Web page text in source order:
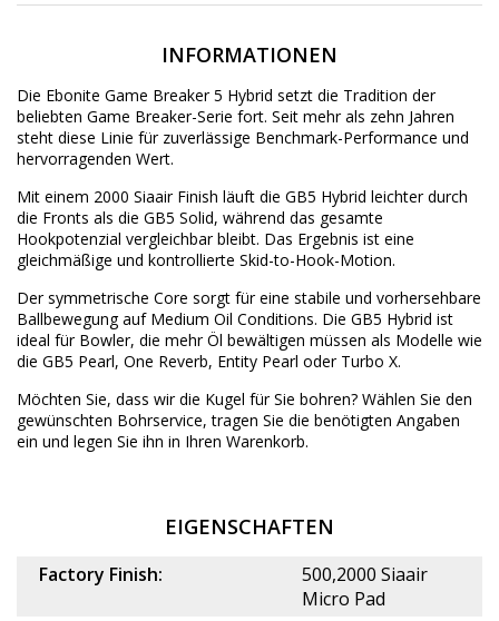
INFORMATIONEN
Die Ebonite Game Breaker 5 Hybrid setzt die Tradition der
beliebten Game Breaker-Serie fort. Seit mehr als zehn Jahren
steht diese Linie für zuverlässige Benchmark-Performance und
hervorragenden Wert.
Mit einem 2000 Siaair Finish läuft die GB5 Hybrid leichter durch
die Fronts als die GB5 Solid, während das gesamte
Hookpotenzial vergleichbar bleibt. Das Ergebnis ist eine
gleichmäßige und kontrollierte Skid-to-Hook-Motion.
Der symmetrische Core sorgt für eine stabile und vorhersehbare
Ballbewegung auf Medium Oil Conditions. Die GB5 Hybrid ist
ideal für Bowler, die mehr Öl bewältigen müssen als Modelle wie
die GB5 Pearl, One Reverb, Entity Pearl oder Turbo X.
Möchten Sie, dass wir die Kugel für Sie bohren? Wählen Sie den
gewünschten Bohrservice, tragen Sie die benötigten Angaben
ein und legen Sie ihn in Ihren Warenkorb.
EIGENSCHAFTEN
Factory Finish:
500,2000 Siaair
Micro Pad